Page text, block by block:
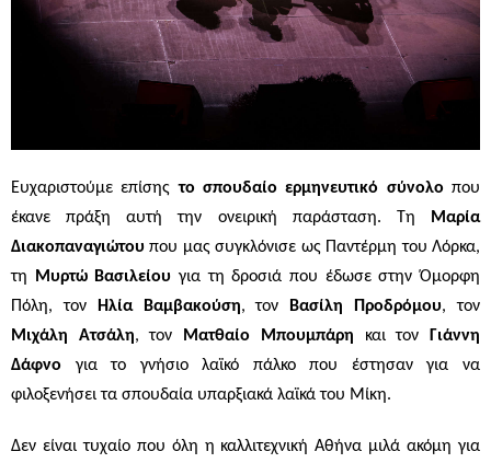
Ευχαριστούμε επίσηςτο σπουδαίο ερμηνευτικό σύνολο που
έκανε πράξη αυτή την ονειρική παράσταση. Τη
Μαρία
Διακοπαναγιώτου που μας συγκλόνισε ως Παντέρμη του Λόρκα,
τη
Μυρτώ Βασιλείου για τη δροσιά που έδωσε στην Όμορφη
Πόλη, τον
Ηλία Βαμβακούση, τον Βασίλη Προδρόμου, τον
Μιχάλη Ατσάλη, τον Ματθαίο Μπουμπάρη και τον
Γιάννη
Δάφνο για το γνήσιο λαϊκό πάλκο που έστησαν για να
φιλοξενήσει τα σπουδαία υπαρξιακά λαϊκά του Μίκη.
Δεν είναι τυχαίο που όλη η καλλιτεχνική Αθήνα μιλά ακόμη για